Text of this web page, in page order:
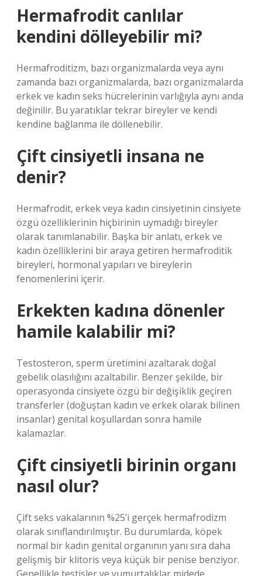
Hermafrodit canlılar
kendini dölleyebilir mi?
Hermafroditizm, bazı organizmalarda veya aynı
zamanda bazı organizmalarda, bazı organizmalarda
erkek ve kadın seks hücrelerinin varlığıyla aynı anda
değinilir. Bu yaratıklar tekrar bireyler ve kendi
kendine bağlanma ile döllenebilir.
Çift cinsiyetli insana ne
denir?
Hermafrodit, erkek veya kadın cinsiyetinin cinsiyete
özgü özelliklerinin hiçbirinin uymadığı bireyler
olarak tanımlanabilir. Başka bir anlatı, erkek ve
kadın özelliklerini bir araya getiren hermafroditik
bireyleri, hormonal yapıları ve bireylerin
fenomenlerini içerir.
Erkekten kadına dönenler
hamile kalabilir mi?
Testosteron, sperm üretimini azaltarak doğal
gebelik olasılığını azaltabilir. Benzer şekilde, bir
operasyonda cinsiyete özgü bir değişiklik geçiren
transferler (doğuştan kadın ve erkek olarak bilinen
insanlar) genital koşullardan sonra hamile
kalamazlar.
Çift cinsiyetli birinin organı
nasıl olur?
Çift seks vakalarının %25’i gerçek hermafrodizm
olarak sınıflandırılmıştır. Bu durumlarda, köpek
normal bir kadın genital organının yanı sıra daha
gelişmiş bir klitoris veya küçük bir penise benziyor.